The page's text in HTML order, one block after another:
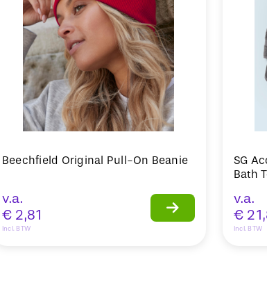
Beechfield Original Pull-On Beanie
v.a.
€ 2,81
Incl. BTW
SG
Bath
v.a.
€
Incl. BTW